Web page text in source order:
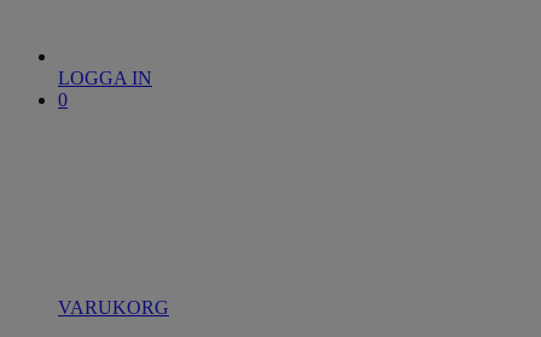
LOGGA IN
0
VARUKORG